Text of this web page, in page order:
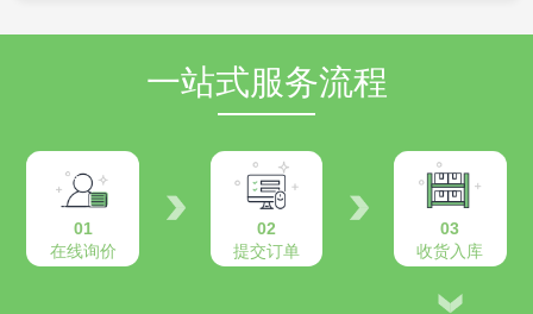
一站式服务流程
01
在线询价
02
提交订单
03
收货入库